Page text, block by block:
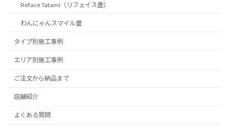
Reface Tatami（リフェイス畳）
わんにゃんスマイル畳
タイプ別施工事例
エリア別施工事例
ご注文から納品まで
店舗紹介
よくある質問